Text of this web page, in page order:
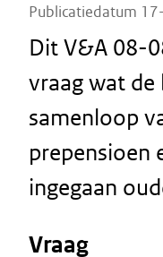
Publicatiedatum
Dit V&A 08-
vraag wat de
samenloop
prepensioen
ingegaan
Vraag